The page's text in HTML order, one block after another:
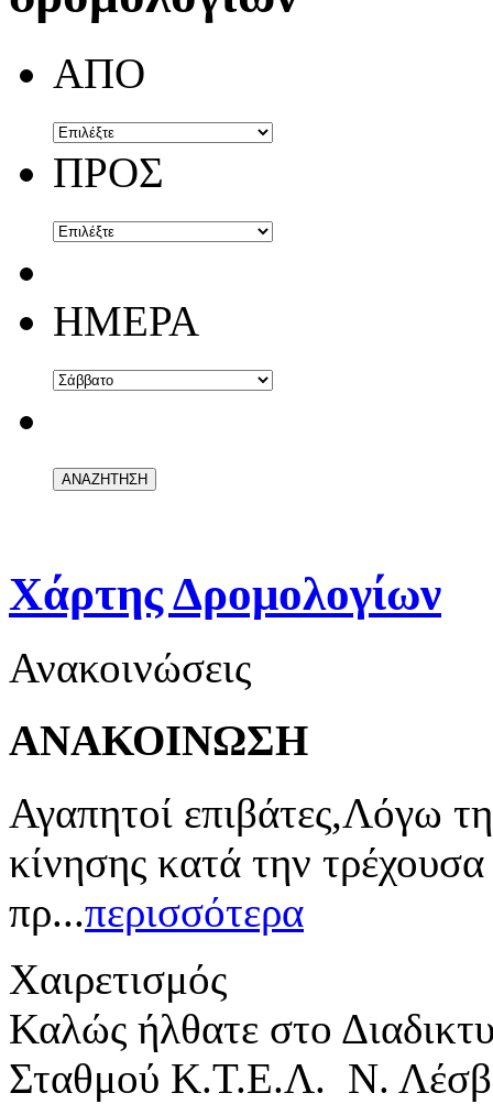
ΑΠΟ
ΠΡΟΣ
ΗΜΕΡΑ
Χάρτης Δρομολογίων
Ανακοινώσεις
ΑΝΑΚΟΙΝΩΣΗ
Αγαπητοί επιβάτες,Λόγω
κίνησης κατά την
πρ...περισσότερα
Χαιρετισμός
Καλώς ήλθατε στο
Σταθμού Κ.Τ.Ε.Λ. Ν.